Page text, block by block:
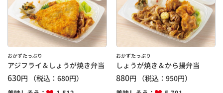
おかずたっぷり
アジフライ＆しょうが焼き弁当
630円 （税込： 680円）
おかずたっぷり
しょうが焼き＆から揚弁当
880円 （税込：950円）